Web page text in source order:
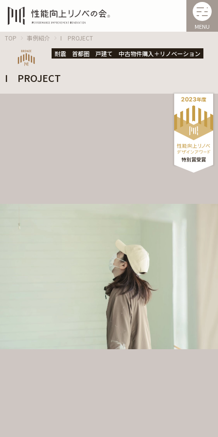
MENU
TOP 事例紹介
I PROJECT
耐震
首都圏 戸建て 中古物件購入＋リノベーション
I PROJECT
2023年度
特別賞受賞